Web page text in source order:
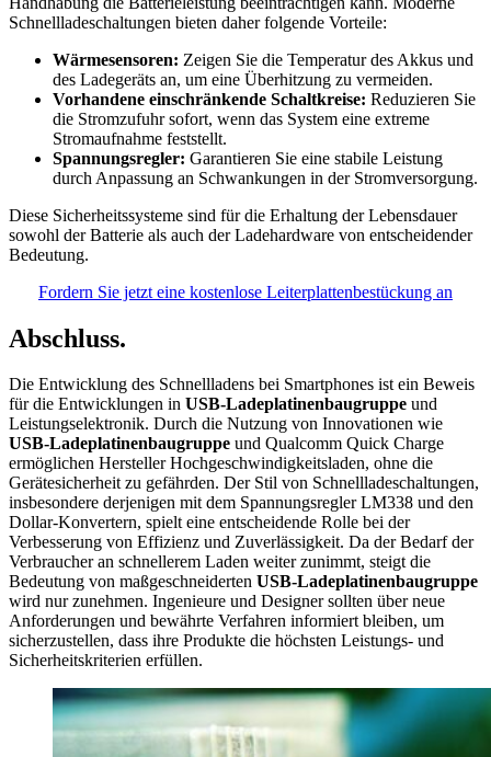
Schnellladeschaltungen bieten daher folgende Vorteile:
Wärmesensoren: Zeigen Sie die Temperatur des Akkus und
des Ladegeräts an, um eine Überhitzung zu vermeiden.
Vorhandene einschränkende Schaltkreise: Reduzieren Sie
die Stromzufuhr sofort, wenn das System eine extreme
Stromaufnahme feststellt.
Spannungsregler: Garantieren Sie eine stabile Leistung
durch Anpassung an Schwankungen in der Stromversorgung.
Diese Sicherheitssysteme sind für die Erhaltung der Lebensdauer
sowohl der Batterie als auch der Ladehardware von entscheidender
Bedeutung.
Fordern Sie jetzt eine kostenlose Leiterplattenbestückung an
Abschluss.
Die Entwicklung des Schnellladens bei Smartphones ist ein Beweis
für die Entwicklungen in USB-Ladeplatinenbaugruppe und
Leistungselektronik. Durch die Nutzung von Innovationen wie
USB-Ladeplatinenbaugruppe und Qualcomm Quick Charge
ermöglichen Hersteller Hochgeschwindigkeitsladen, ohne die
Gerätesicherheit zu gefährden. Der Stil von Schnellladeschaltungen,
insbesondere derjenigen mit dem Spannungsregler LM338 und den
Dollar-Konvertern, spielt eine entscheidende Rolle bei der
Verbesserung von Effizienz und Zuverlässigkeit. Da der Bedarf der
Verbraucher an schnellerem Laden weiter zunimmt, steigt die
Bedeutung von maßgeschneiderten USB-Ladeplatinenbaugruppe
wird nur zunehmen. Ingenieure und Designer sollten über neue
Anforderungen und bewährte Verfahren informiert bleiben, um
sicherzustellen, dass ihre Produkte die höchsten Leistungs- und
Sicherheitskriterien erfüllen.